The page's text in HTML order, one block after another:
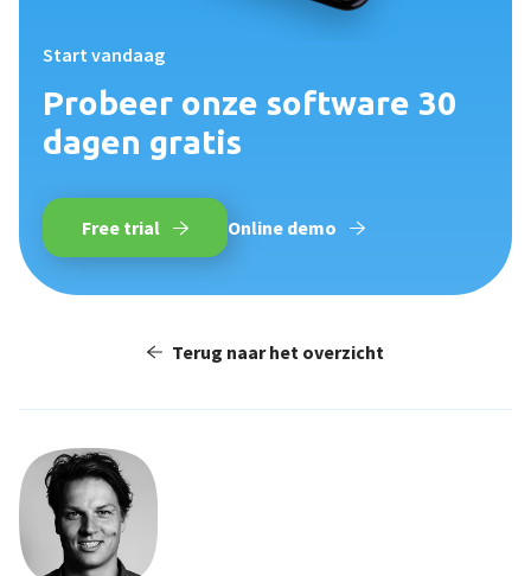
Start vandaag
Probeer onze software 30
dagen gratis
Free trial Online demo
Terug naar het overzicht